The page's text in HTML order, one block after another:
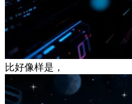
比好像样是，